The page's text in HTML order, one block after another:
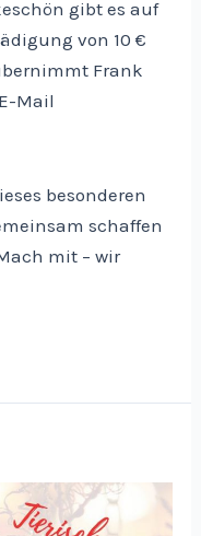
gibt es auf
von 10 €
Frank
Mail
besonderen
schaffen
mit – wir